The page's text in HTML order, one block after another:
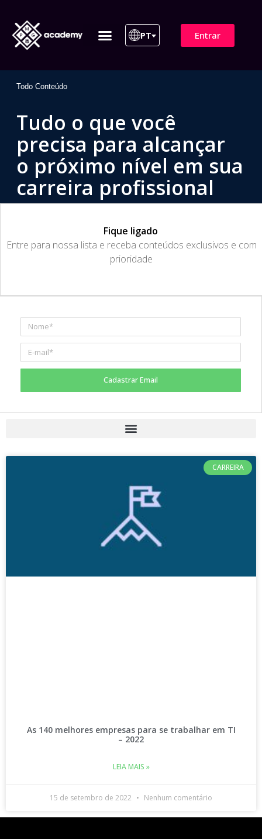
PT Entrar
Todo Conteúdo
Tudo o que você
precisa para alcançar
o próximo nível em sua
carreira profissional
Fique ligado
​Entre para nossa lista e receba conteúdos exclusivos e com
prioridade
Cadastrar Email
CARREIRA
As 140 melhores empresas para se trabalhar em TI
– 2022
LEIA MAIS »
15 de setembro de 2022 Nenhum comentário